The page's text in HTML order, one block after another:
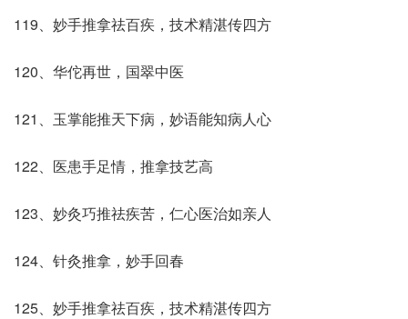
119、妙手推拿祛百疾，技术精湛传四方
120、华佗再世，国翠中医
121、玉掌能推天下病，妙语能知病人心
122、医患手足情，推拿技艺高
123、妙灸巧推祛疾苦，仁心医治如亲人
124、针灸推拿，妙手回春
125、妙手推拿祛百疾，技术精湛传四方